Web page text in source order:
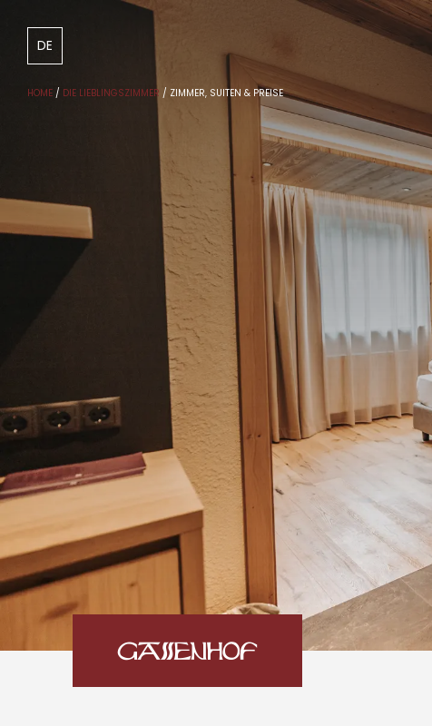
DE
HOME / DIE LIEBLINGSZIMMER / ZIMMER, SUITEN & PREISE